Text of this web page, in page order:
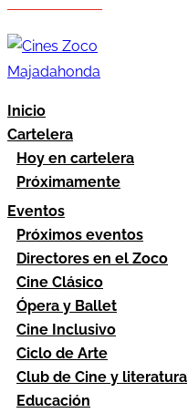
Inicio
Cartelera
Hoy en cartelera
Próximamente
Eventos
Próximos eventos
Directores en el Zoco
Cine Clásico
Ópera y Ballet
Cine Inclusivo
Ciclo de Arte
Club de Cine y literatura
Educación